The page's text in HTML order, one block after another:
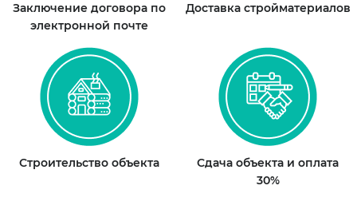
Заключение договора по
электронной почте
Доставка стройматериалов
Строительство объекта
Сдача объекта и оплата
30%